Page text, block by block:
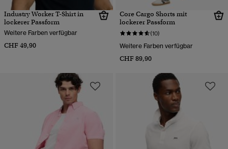
Industry Worker T-Shirt in
lockerer Passform
Weitere Farben verfügbar
CHF 49,90
Core Cargo Shorts mit
lockerer Passform
(10)
Weitere Farben verfügbar
CHF 89,90